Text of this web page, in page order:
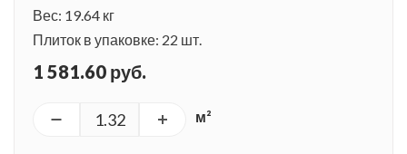
Вес: 19.64 кг
Плиток в упаковке: 22 шт.
1 581.60 руб.
м²